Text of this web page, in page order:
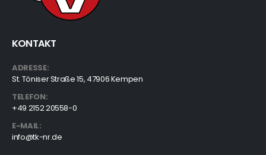
KONTAKT
ADRESSE:
St. Töniser Straße 15, 47906 Kempen
TELEFON:
+49 2152 20558-0
E-MAIL:
info@tk-nr.de